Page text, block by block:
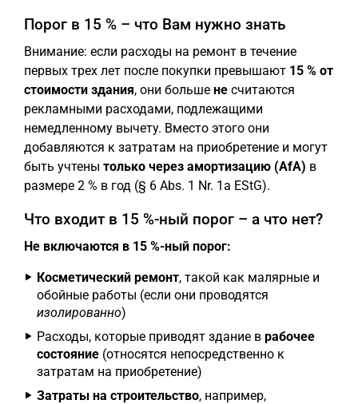
Порог в 15 % – что Вам нужно знать
Внимание: если расходы на ремонт в течение
первых трех лет после покупки превышают 15 % от
стоимости здания, они больше не считаются
рекламными расходами, подлежащими
немедленному вычету. Вместо этого они
добавляются к затратам на приобретение и могут
быть учтены только через амортизацию (AfA) в
размере 2 % в год (§ 6 Abs. 1 Nr. 1a EStG).
Что входит в 15 %-ный порог – а что нет?
Не включаются в 15 %-ный порог:
Косметический ремонт, такой как малярные и
обойные работы (если они проводятся
изолированно)
Расходы, которые приводят здание в рабочее
состояние (относятся непосредственно к
затратам на приобретение)
Затраты на строительство, например,